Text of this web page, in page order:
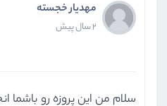
مهدیار خجسته
2 سال پیش
سلام من این پروزه رو